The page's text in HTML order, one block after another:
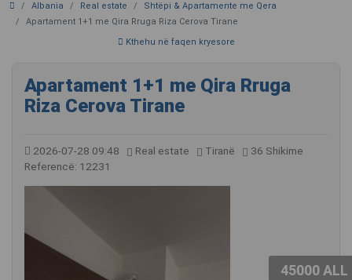
Albania Real estate
Shtëpi & Apartamente me Qera
Apartament 1+1 me Qira Rruga Riza Cerova Tirane
Kthehu në faqen kryesore
Apartament 1+1 me Qira Rruga
Riza Cerova Tirane
2026-07-28 09:48 Real estate Tiranë
36 Shikime
Referencë: 12231
45000 ALL